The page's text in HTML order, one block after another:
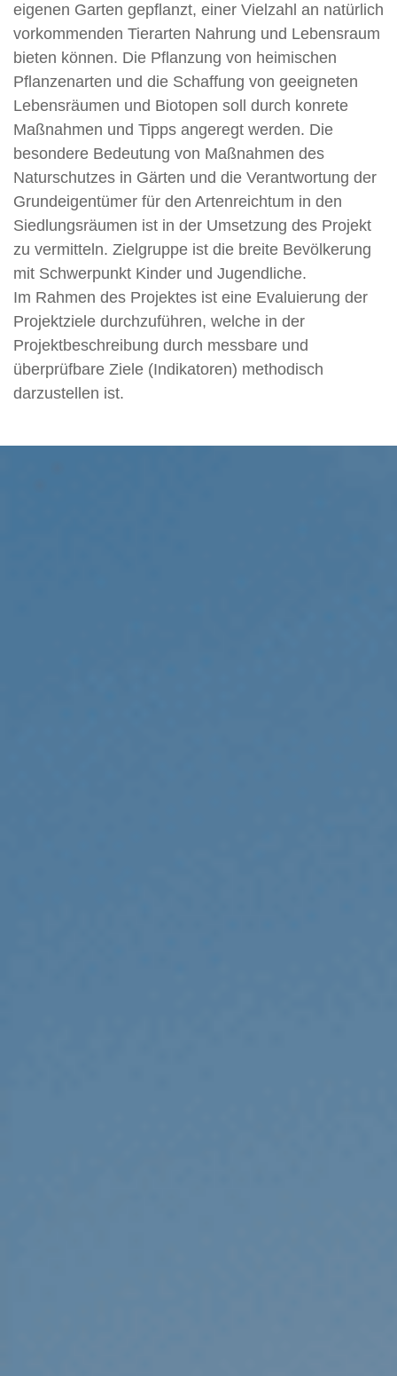
eigenen Garten gepflanzt, einer Vielzahl an natürlich
vorkommenden Tierarten Nahrung und Lebensraum
bieten können. Die Pflanzung von heimischen
Pflanzenarten und die Schaffung von geeigneten
Lebensräumen und Biotopen soll durch konrete
Maßnahmen und Tipps angeregt werden. Die
besondere Bedeutung von Maßnahmen des
Naturschutzes in Gärten und die Verantwortung der
Grundeigentümer für den Artenreichtum in den
Siedlungsräumen ist in der Umsetzung des Projekt
zu vermitteln. Zielgruppe ist die breite Bevölkerung
mit Schwerpunkt Kinder und Jugendliche.
Im Rahmen des Projektes ist eine Evaluierung der
Projektziele durchzuführen, welche in der
Projektbeschreibung durch messbare und
überprüfbare Ziele (Indikatoren) methodisch
darzustellen ist.